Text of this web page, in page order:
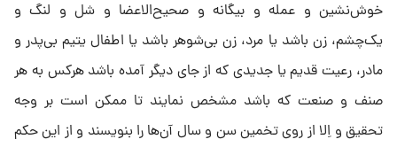
خوش‌نشین و عمله و بیگانه و صحیح‌الاعضا و شل و لنگ و
یک‌چشم، زن باشد یا مرد، زن بی‌شوهر باشد یا اطفال یتیم بی‌پدر و
مادر، رعیت قدیم یا جدیدی که از جای دیگر آمده باشد هرکس به هر
صنف و صنعت که باشد مشخص نمایند تا ممکن است بر وجه
تحقیق و اِلا از روی تخمین سن و سال آن‌ها را بنویسند و از این حکم